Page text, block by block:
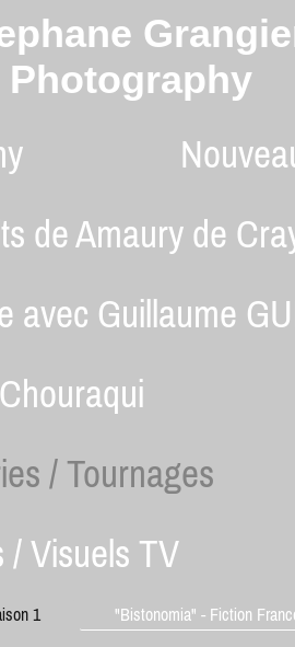
Photography
de Amaury de
avec Guillaume
/ Tournages
/ Visuels TV
1 "Bistonomia" - Fiction